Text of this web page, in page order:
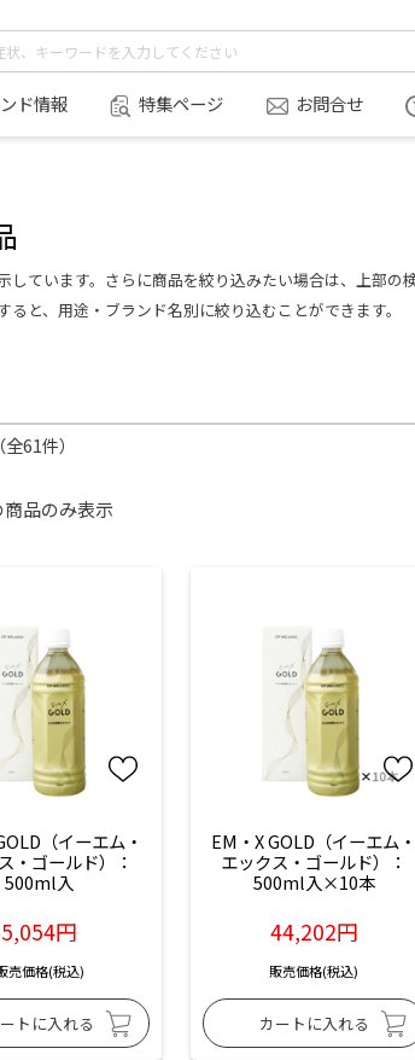
ド情報 特集ページ お問合せ
しています。さらに商品を絞り込みたい場合は、上部
ると、用途・ブランド名別に絞り込むことができます。
61件）
品のみ表示
（イーエム・
・ゴールド）：
500ml入
5,054円
売価格(税込)
EM・X GOLD（イーエム・
エックス・ゴールド）：
500ml入×10本
44,202円
販売価格(税込)